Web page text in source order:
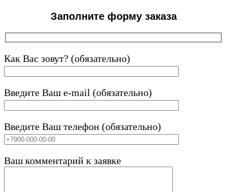
Заполните форму заказа
Как Вас зовут? (обязательно)
Введите Ваш e-mail (обязательно)
Введите Ваш телефон (обязательно)
Ваш комментарий к заявке